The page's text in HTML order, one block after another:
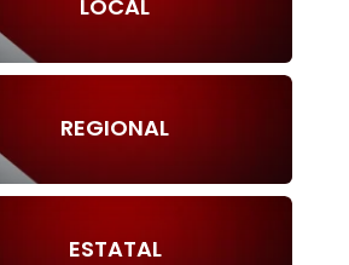
LOCAL
REGIONAL
ESTATAL